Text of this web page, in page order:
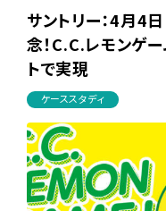
サントリー：4月4
念！C.C.レモンゲ
トで実現
ケーススタディ